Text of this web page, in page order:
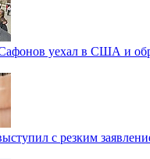
уехал в США и
с резким